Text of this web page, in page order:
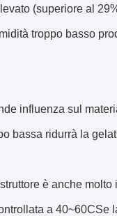
(superiore al
troppo basso
influenza sul
bassa ridurrà la
è anche
a 40~60CSe